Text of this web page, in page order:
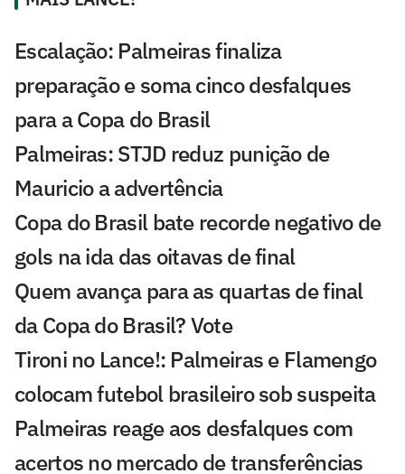
Escalação: Palmeiras finaliza
preparação e soma cinco desfalques
para a Copa do Brasil
Palmeiras: STJD reduz punição de
Mauricio a advertência
Copa do Brasil bate recorde negativo de
gols na ida das oitavas de final
Quem avança para as quartas de final
da Copa do Brasil? Vote
Tironi no Lance!: Palmeiras e Flamengo
colocam futebol brasileiro sob suspeita
Palmeiras reage aos desfalques com
acertos no mercado de transferências